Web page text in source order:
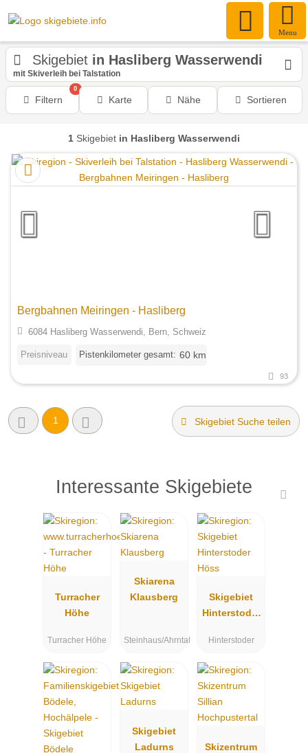
Menu
Skigebiet in Hasliberg Wasserwendi
mit Skiverleih bei Talstation
Filtern
0
Karte Nähe Sortieren
1 Skigebiet in Hasliberg Wasserwendi
Bergbahnen Meiringen - Hasliberg
6084 Hasliberg Wasserwendi, Bern, Schweiz
Preisniveau Pistenkilometer gesamt: 60 km
93
1 Skigebiet Suche teilen
Interessante Skigebiete
Turracher
Höhe
Turracher Höhe
Skiarena
Klausberg
Steinhaus/Ahrntal
Skigebiet
Hinterstoder
Hinterstoder
Skigebiet
Ladurns
Skizentrum